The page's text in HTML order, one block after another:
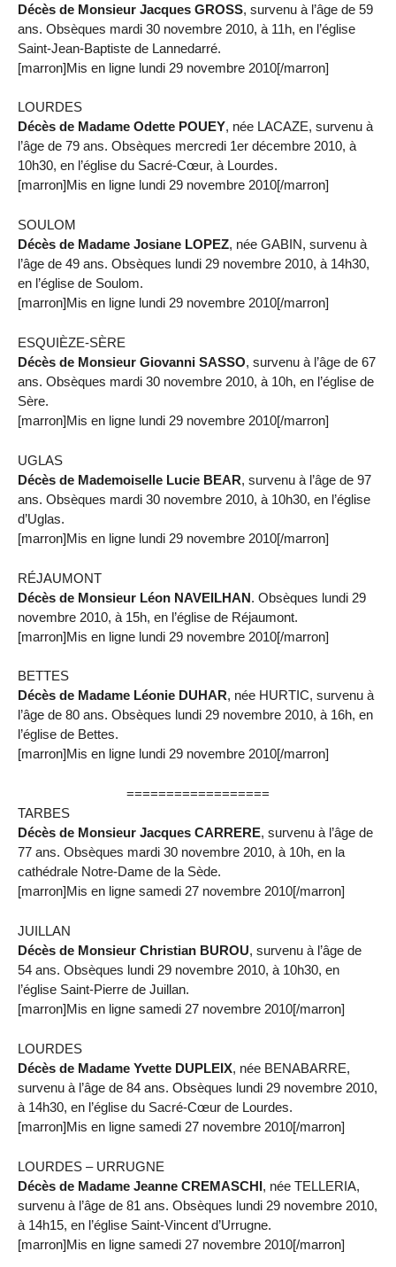
Décès de Monsieur Jacques GROSS, survenu à l’âge de 59
ans. Obsèques mardi 30 novembre 2010, à 11h, en l’église
Saint-Jean-Baptiste de Lannedarré.
[marron]Mis en ligne lundi 29 novembre 2010[/marron]
LOURDES
Décès de Madame Odette POUEY, née LACAZE, survenu à
l’âge de 79 ans. Obsèques mercredi 1er décembre 2010, à
10h30, en l’église du Sacré-Cœur, à Lourdes.
[marron]Mis en ligne lundi 29 novembre 2010[/marron]
SOULOM
Décès de Madame Josiane LOPEZ, née GABIN, survenu à
l’âge de 49 ans. Obsèques lundi 29 novembre 2010, à 14h30,
en l’église de Soulom.
[marron]Mis en ligne lundi 29 novembre 2010[/marron]
ESQUIÈZE-SÈRE
Décès de Monsieur Giovanni SASSO, survenu à l’âge de 67
ans. Obsèques mardi 30 novembre 2010, à 10h, en l’église de
Sère.
[marron]Mis en ligne lundi 29 novembre 2010[/marron]
UGLAS
Décès de Mademoiselle Lucie BEAR, survenu à l’âge de 97
ans. Obsèques mardi 30 novembre 2010, à 10h30, en l’église
d’Uglas.
[marron]Mis en ligne lundi 29 novembre 2010[/marron]
RÉJAUMONT
Décès de Monsieur Léon NAVEILHAN. Obsèques lundi 29
novembre 2010, à 15h, en l’église de Réjaumont.
[marron]Mis en ligne lundi 29 novembre 2010[/marron]
BETTES
Décès de Madame Léonie DUHAR, née HURTIC, survenu à
l’âge de 80 ans. Obsèques lundi 29 novembre 2010, à 16h, en
l’église de Bettes.
[marron]Mis en ligne lundi 29 novembre 2010[/marron]
==================
TARBES
Décès de Monsieur Jacques CARRERE, survenu à l’âge de
77 ans. Obsèques mardi 30 novembre 2010, à 10h, en la
cathédrale Notre-Dame de la Sède.
[marron]Mis en ligne samedi 27 novembre 2010[/marron]
JUILLAN
Décès de Monsieur Christian BUROU, survenu à l’âge de
54 ans. Obsèques lundi 29 novembre 2010, à 10h30, en
l’église Saint-Pierre de Juillan.
[marron]Mis en ligne samedi 27 novembre 2010[/marron]
LOURDES
Décès de Madame Yvette DUPLEIX, née BENABARRE,
survenu à l’âge de 84 ans. Obsèques lundi 29 novembre 2010,
à 14h30, en l’église du Sacré-Cœur de Lourdes.
[marron]Mis en ligne samedi 27 novembre 2010[/marron]
LOURDES – URRUGNE
Décès de Madame Jeanne CREMASCHI, née TELLERIA,
survenu à l’âge de 81 ans. Obsèques lundi 29 novembre 2010,
à 14h15, en l’église Saint-Vincent d’Urrugne.
[marron]Mis en ligne samedi 27 novembre 2010[/marron]